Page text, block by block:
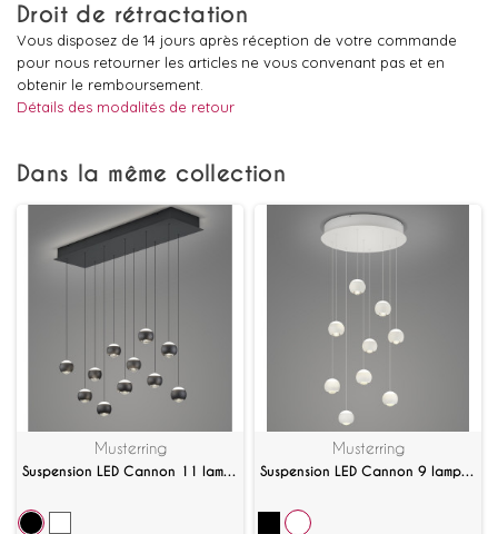
Droit de rétractation
Vous disposez de 14 jours après réception de votre commande
pour nous retourner les articles ne vous convenant pas et en
obtenir le remboursement.
Détails des modalités de retour
Dans la même collection
Musterring
Suspension LED Cannon 11 lampes linéaire avec télécommande
Musterring
Suspension LED Cannon 9 lampes avec télécommande